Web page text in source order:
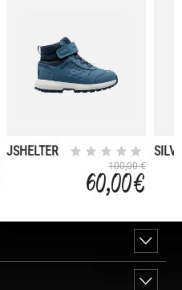
JSHELTER
100,00 €
60,00 €